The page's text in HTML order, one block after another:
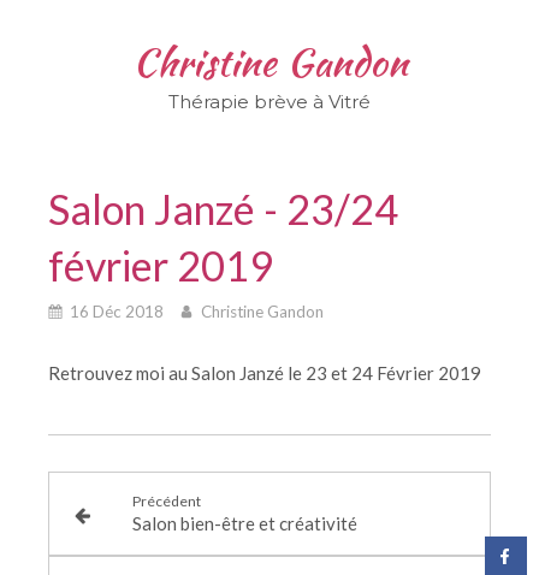
Christine Gandon
Thérapie brève à Vitré
Salon Janzé - 23/24
février 2019
16 Déc 2018 Christine Gandon
Retrouvez moi au Salon Janzé le 23 et 24 Février 2019
Précédent
Salon bien-être et créativité